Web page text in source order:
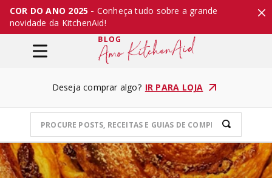
COR DO ANO 2025 - Conheça tudo sobre a grande
novidade da KitchenAid!
Deseja comprar algo? IR PARA LOJA